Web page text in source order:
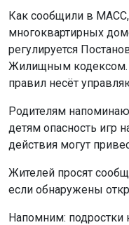
Как сообщили в
многоквартирных
регулируется
Жилищным кодексом.
правил несёт
Родителям
детям опасность игр
действия могут
Жителей просят
если обнаружены
Напомним: подростки